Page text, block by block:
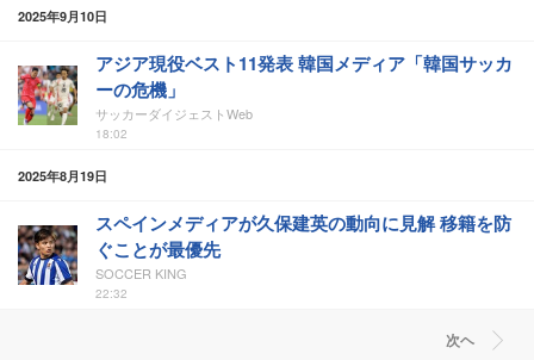
2025年9月10日
アジア現役ベスト11発表 韓国メディア「韓国サッカ
ーの危機」
サッカーダイジェストWeb
18:02
2025年8月19日
スペインメディアが久保建英の動向に見解 移籍を防
ぐことが最優先
SOCCER KING
22:32
次ヘ